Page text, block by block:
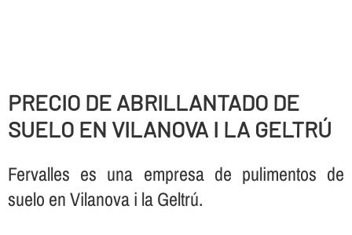
PRECIO DE ABRILLANTADO DE
SUELO EN VILANOVA I LA GELTRÚ
Fervalles es una empresa de pulimentos de
suelo en Vilanova i la Geltrú.